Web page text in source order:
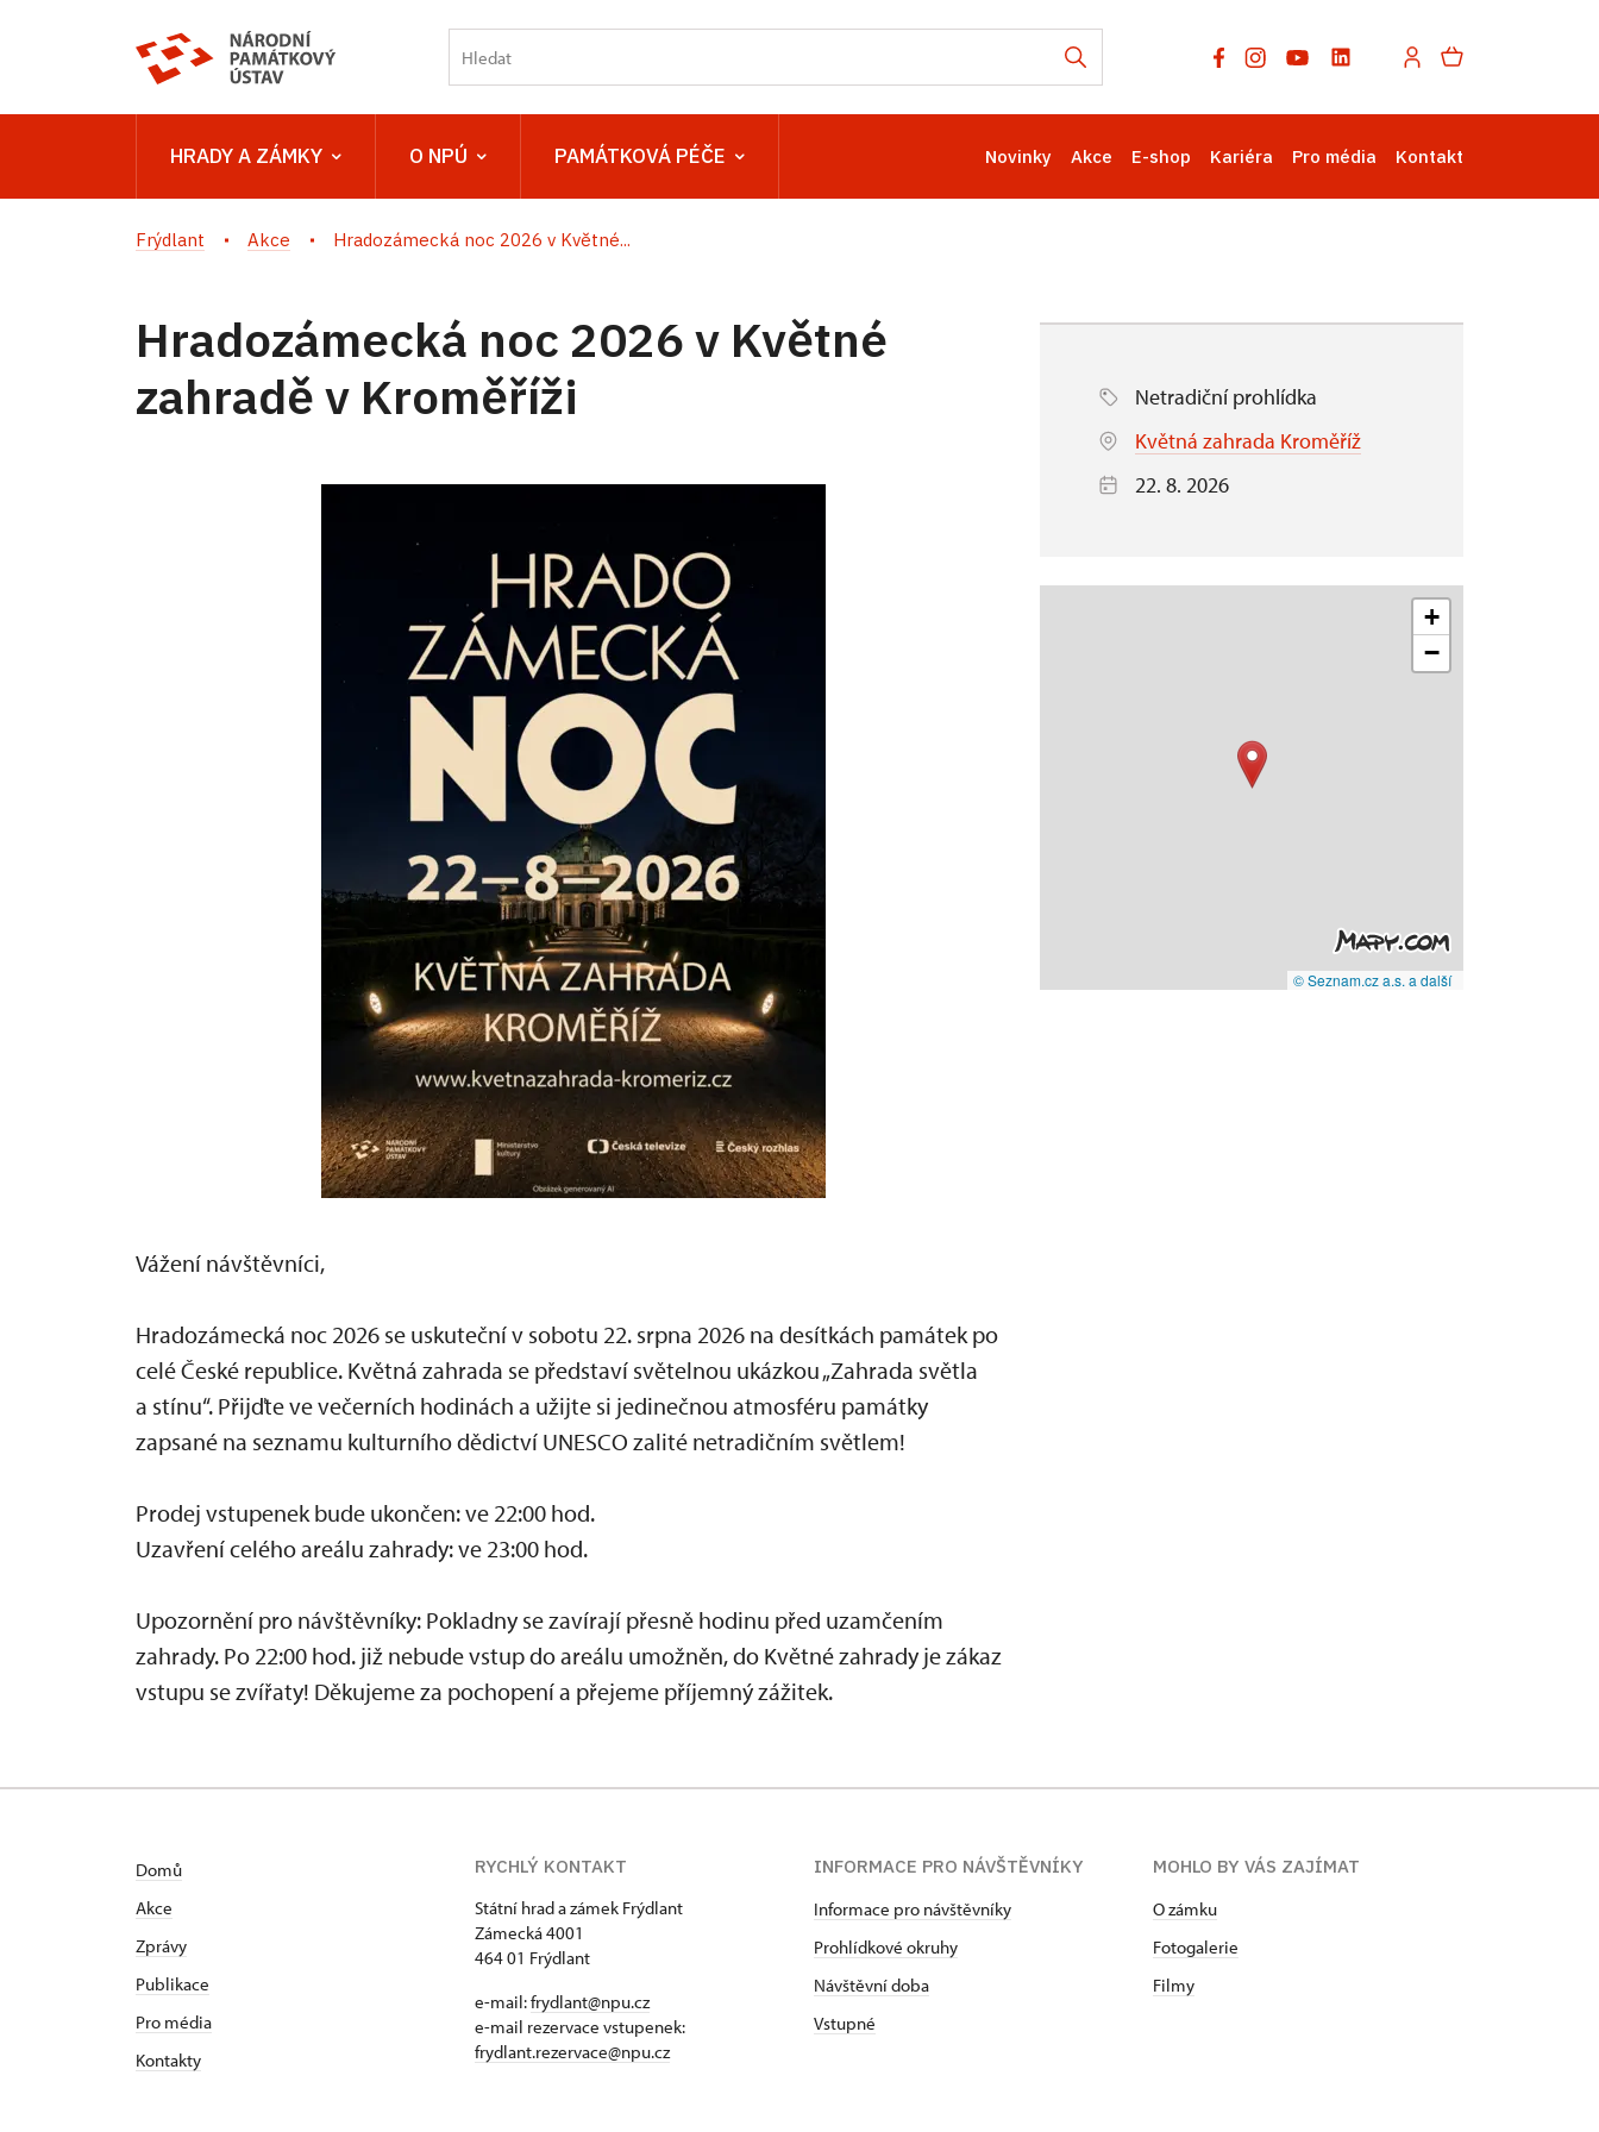
HRADY A ZÁMKY O NPÚ PAMÁTKOVÁ PÉČE Novinky Akce E-shop Kariéra Pro média Kontakt
Frýdlant Akce Hradozámecká noc 2026 v Květné...
Hradozámecká noc 2026 v Květné
zahradě v Kroměříži
Vážení návštěvníci,
Hradozámecká noc 2026 se uskuteční v sobotu 22. srpna 2026 na desítkách památek po
celé České republice. Květná zahrada se představí světelnou ukázkou „Zahrada světla
a stínu“. Přijďte ve večerních hodinách a užijte si jedinečnou atmosféru památky
zapsané na seznamu kulturního dědictví UNESCO zalité netradičním světlem!
Prodej vstupenek bude ukončen: ve 22:00 hod.
Uzavření celého areálu zahrady: ve 23:00 hod.
Upozornění pro návštěvníky: Pokladny se zavírají přesně hodinu před uzamčením
zahrady. Po 22:00 hod. již nebude vstup do areálu umožněn, do Květné zahrady je zákaz
vstupu se zvířaty! Děkujeme za pochopení a přejeme příjemný zážitek.
Netradiční prohlídka
Květná zahrada Kroměříž
22. 8. 2026
+
−
© Seznam.cz a.s. a další
Domů
Akce
Zprávy
Publikace
Pro média
Kontakty
RYCHLÝ KONTAKT
Státní hrad a zámek Frýdlant
Zámecká 4001
464 01 Frýdlant
e-mail:frydlant@npu.cz
e-mail rezervace vstupenek:
frydlant.rezervace@npu.cz
INFORMACE PRO NÁVŠTĚVNÍKY
Informace pro návštěvníky
Prohlídkové okruhy
Návštěvní doba
Vstupné
MOHLO BY VÁS ZAJÍMAT
O zámku
Fotogalerie
Filmy